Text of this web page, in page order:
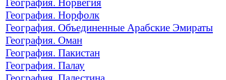
География. Норвегия
География. Норфолк
География. Объединенные Арабские Эмираты
География. Оман
География. Пакистан
География. Палау